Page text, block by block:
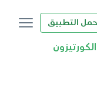
حمل التطبيق